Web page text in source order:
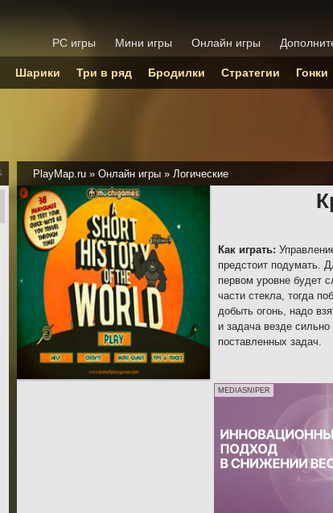
PlayMap.ru » Онлайн игры » Логические
Как играть:
предстоит подумать.
первом уровне будет
части стекла, тогда
добыть огонь, надо
и задача везде
поставленных задач.
MEDIASNIPER
PC игры Мини игры Онлайн игры
Шарики Три в ряд Бродилки Стратегии Гонки